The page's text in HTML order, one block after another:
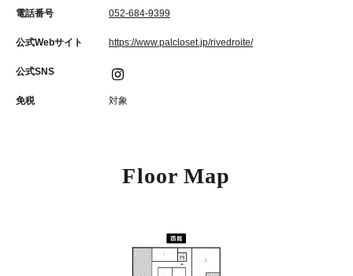
電話番号 052-684-9399
公式Webサイト https://www.palcloset.jp/rivedroite/
公式SNS
免税 対象
Floor Map